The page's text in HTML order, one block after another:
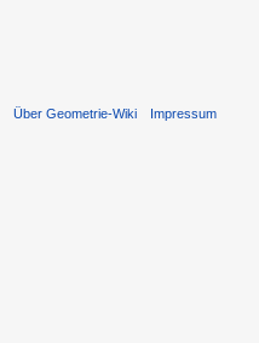
Über Geometrie-Wiki Impressum